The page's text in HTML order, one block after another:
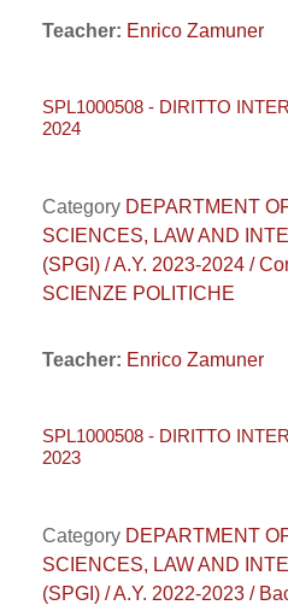
Teacher: Enrico Zamuner
SPL1000508 - DIRITTO
2024
Category DEPARTMENT
SCIENCES, LAW AND
(SPGI) / A.Y. 2023-2024 /
SCIENZE POLITICHE
Teacher: Enrico Zamuner
SPL1000508 - DIRITTO
2023
Category DEPARTMENT
SCIENCES, LAW AND
(SPGI) / A.Y. 2022-2023 /